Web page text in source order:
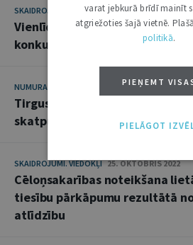
SKAIDROJUMI. VIEDOKĻI 31. JANVĀRIS 2023
Vienlīdzības princips sodu
konkurences tiesību
NUMURA TĒMA 25. OKTOBRIS 2022
Tirgus attiecības un to
skatpunkta
SKAIDROJUMI. VIEDOKĻI 25. OKTOBRIS 2022
Cēloņsakarības noteikšana
tiesību pārkāpumu rezultātā
atlīdzību
varat jebkurā brīdī mainīt
atgriežoties šajā vietnē.
politikā.
PIEŅEMT
PIELĀGOT